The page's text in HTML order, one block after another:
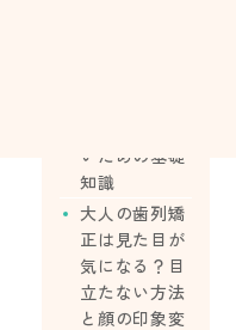
いための基礎
知識
大人の歯列矯
正は見た目が
気になる？目
立たない方法
と顔の印象変